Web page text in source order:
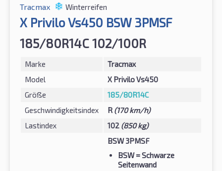
Tracmax Winterreifen
X Privilo Vs450 BSW 3PMSF
185/80R14C 102/100R
Marke
Tracmax
Model
X Privilo Vs450
Größe
185/80R14C
Geschwindigkeitsindex
R (170 km/h)
Lastindex
102 (850 kg)
BSW 3PMSF
BSW= Schwarze
Seitenwand